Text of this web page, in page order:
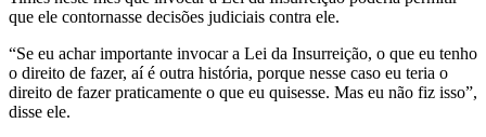
que ele contornasse decisões judiciais contra ele.
“Se eu achar importante invocar a Lei da Insurreição, o que eu tenho
o direito de fazer, aí é outra história, porque nesse caso eu teria o
direito de fazer praticamente o que eu quisesse. Mas eu não fiz isso”,
disse ele.